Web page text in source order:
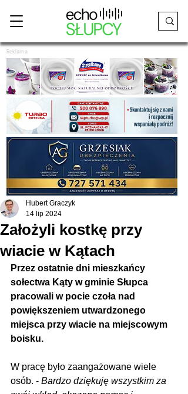
Reklama
Założyli kostkę przy
wiacie w Kątach
Hubert Graczyk
14 lip 2024
Przez ostatnie dni mieszkańcy
sołectwa Kąty w gminie Słupca
pracowali w pocie czoła nad
powiększeniem utwardzonego
miejsca przy wiacie na miejscowym
boisku.
W pracę było zaangażowane wiele
osób. - Bardzo dziękuję wszystkim za